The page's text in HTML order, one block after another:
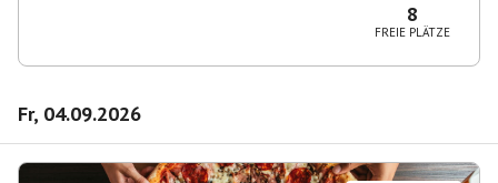
8
FREIE PLÄTZE
Fr, 04.09.2026